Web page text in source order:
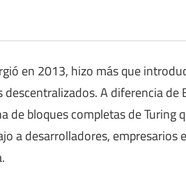
en 2013, hizo más que
A diferencia
de bloques completas de
a desarrolladores,